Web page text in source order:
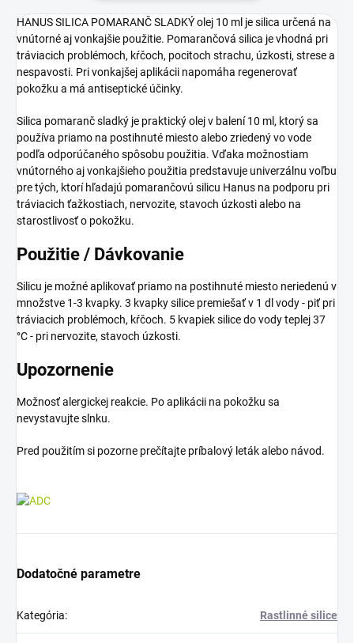
HANUS SILICA POMARANČ SLADKÝ olej 10 ml je silica určená na
vnútorné aj vonkajšie použitie. Pomarančová silica je vhodná pri
tráviacich problémoch, kŕčoch, pocitoch strachu, úzkosti, strese a
nespavosti. Pri vonkajšej aplikácii napomáha regenerovať
pokožku a má antiseptické účinky.
Silica pomaranč sladký je praktický olej v balení 10 ml, ktorý sa
používa priamo na postihnuté miesto alebo zriedený vo vode
podľa odporúčaného spôsobu použitia. Vďaka možnostiam
vnútorného aj vonkajšieho použitia predstavuje univerzálnu voľbu
pre tých, ktorí hľadajú pomarančovú silicu Hanus na podporu pri
tráviacich ťažkostiach, nervozite, stavoch úzkosti alebo na
starostlivosť o pokožku.
Použitie / Dávkovanie
Silicu je možné aplikovať priamo na postihnuté miesto neriedenú v
množstve 1-3 kvapky. 3 kvapky silice premiešať v 1 dl vody - piť pri
tráviacich problémoch, kŕčoch. 5 kvapiek silice do vody teplej 37
°C - pri nervozite, stavoch úzkosti.
Upozornenie
Možnosť alergickej reakcie. Po aplikácii na pokožku sa
nevystavujte slnku.
Pred použitím si pozorne prečítajte príbalový leták alebo návod.
Dodatočné parametre
Kategória: Rastlinné silice